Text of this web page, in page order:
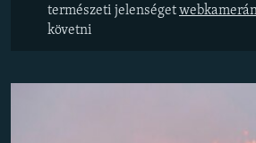
természeti jelenséget
követni